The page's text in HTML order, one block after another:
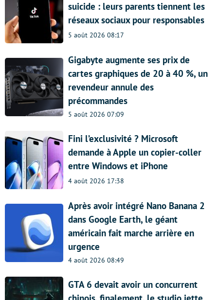
suicide : leurs parents tiennent les
réseaux sociaux pour responsables
5 août 2026 08:17
Gigabyte augmente ses prix de
cartes graphiques de 20 à 40 %, un
revendeur annule des
précommandes
5 août 2026 07:09
Fini l’exclusivité ? Microsoft
demande à Apple un copier-coller
entre Windows et iPhone
4 août 2026 17:38
Après avoir intégré Nano Banana 2
dans Google Earth, le géant
américain fait marche arrière en
urgence
4 août 2026 08:49
GTA 6 devait avoir un concurrent